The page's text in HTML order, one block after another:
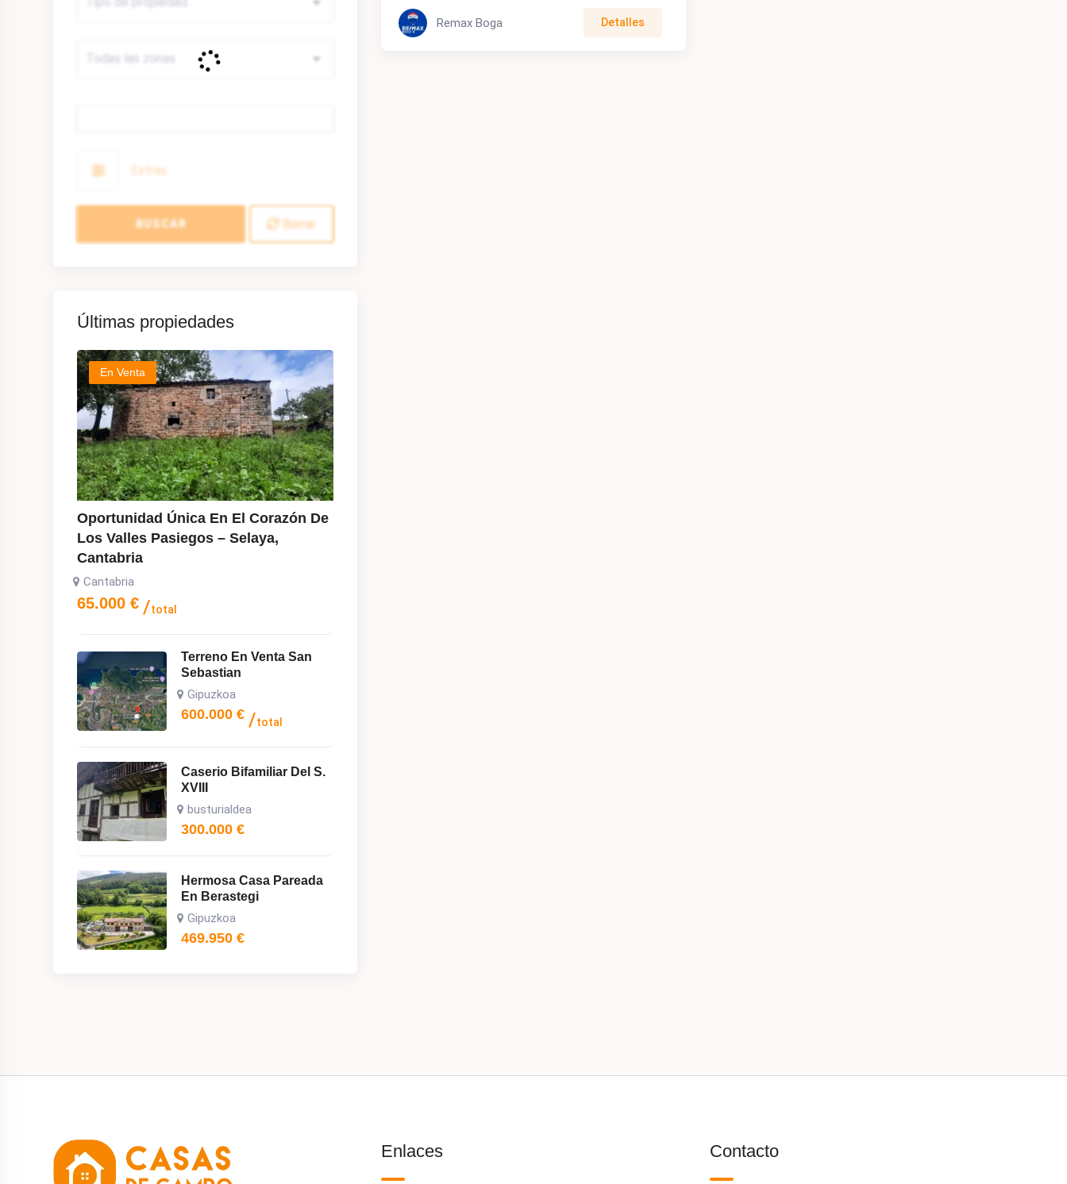
Remax Boga Detalles
Extras
BUSCAR Borrar
Últimas propiedades
En Venta
Oportunidad Única En El Corazón De
Los Valles Pasiegos – Selaya,
Cantabria
Cantabria
65.000 € total
Terreno En Venta San
Sebastian
Gipuzkoa
600.000€ total
Caserio Bifamiliar Del S.
XVIII
busturialdea
300.000€
Hermosa Casa Pareada
En Berastegi
Gipuzkoa
469.950€
Enlaces Contacto